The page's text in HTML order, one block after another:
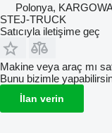
Polonya,
STEJ-TRUCK
Satıcıyla iletişime geç
Makine veya araç mı
Bunu bizimle
İlan verin